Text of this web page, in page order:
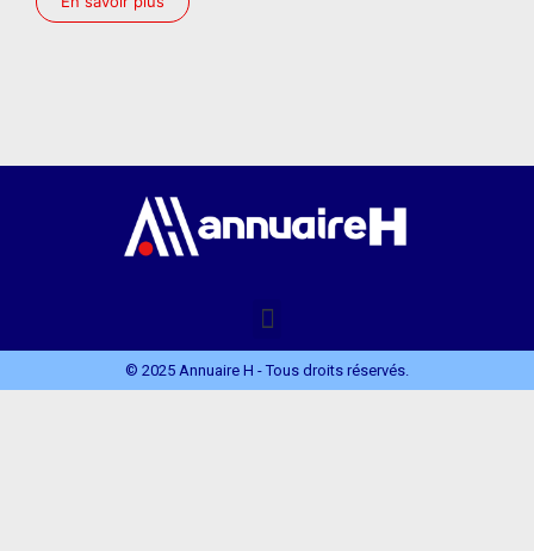
© 2025 Annuaire H - Tous droits réservés.